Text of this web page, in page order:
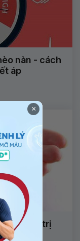
nàn - cách
áp
điều trị
×